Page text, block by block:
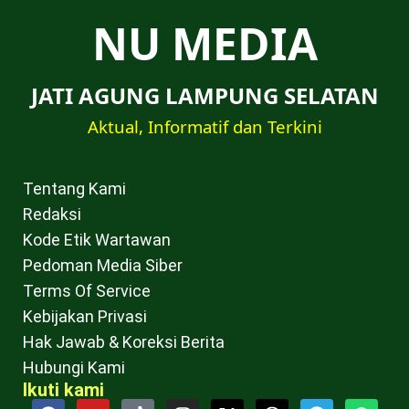
NU MEDIA
JATI AGUNG LAMPUNG SELATAN
Aktual, Informatif dan Terkini
Tentang Kami
Redaksi
Kode Etik Wartawan
Pedoman Media Siber
Terms Of Service
Kebijakan Privasi
Hak Jawab & Koreksi Berita
Hubungi Kami
Ikuti kami